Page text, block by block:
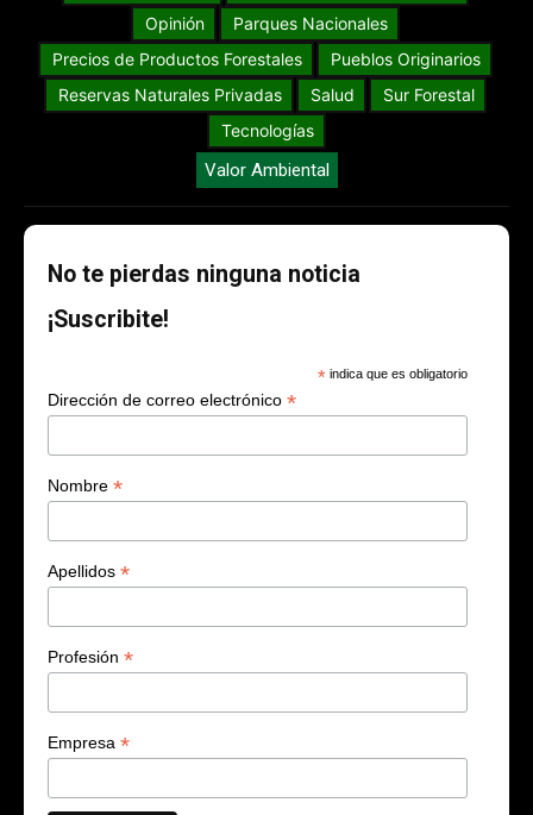
Opinión
Parques Nacionales
Precios de Productos Forestales
Pueblos Originarios
Reservas Naturales Privadas
Salud
Sur Forestal
Tecnologías
Valor Ambiental
No te pierdas ninguna noticia
¡Suscribite!
* indica que es obligatorio
Dirección de correo electrónico *
Nombre *
Apellidos *
Profesión *
Empresa *